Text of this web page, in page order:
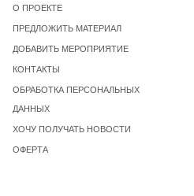
О ПРОЕКТЕ
ПРЕДЛОЖИТЬ МАТЕРИАЛ
ДОБАВИТЬ МЕРОПРИЯТИЕ
КОНТАКТЫ
ОБРАБОТКА ПЕРСОНАЛЬНЫХ
ДАННЫХ
ХОЧУ ПОЛУЧАТЬ НОВОСТИ
ОФЕРТА